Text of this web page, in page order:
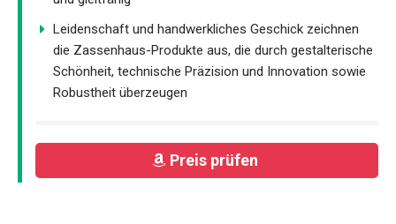
Leidenschaft und handwerkliches Geschick zeichnen
die Zassenhaus-Produkte aus, die durch gestalterische
Schönheit, technische Präzision und Innovation sowie
Robustheit überzeugen
Preis prüfen